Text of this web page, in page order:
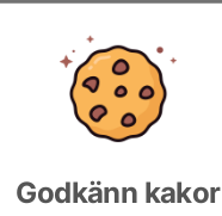
Godkänn kakor